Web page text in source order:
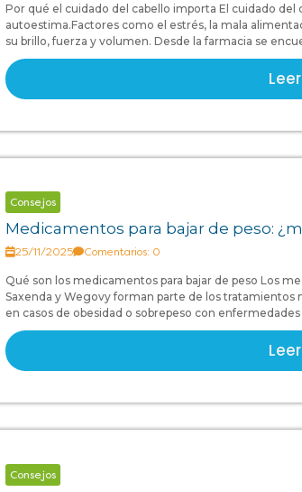
Por qué el cuidado del cabello importa El cuidado
autoestima.Factores como el estrés, la mala
su brillo, fuerza y volumen. Desde la farmacia se
Consejos
Medicamentos para bajar de peso:
25/11/2025 Comentarios: 0
Qué son los medicamentos para bajar de peso Los
Saxenda y Wegovy forman parte de los tratamientos
en casos de obesidad o sobrepeso con
Consejos